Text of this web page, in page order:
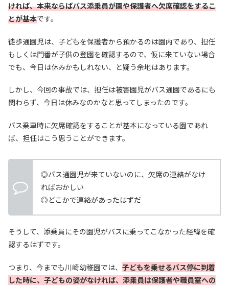
ければ、本来ならばバス添乗員が園や保護者へ欠席確認をするこ
とが基本です。
徒歩通園児は、子どもを保護者から預かるのは園内であり、担任
もしくは門番が子供の登園を確認するので、仮に来ていない場合
でも、今日は休みかもしれない、と疑う余地はあります。
しかし、今回の事故では、担任は被害園児がバス通園であるにも
関わらず、今日は休みなのかなと思ってしまったのです。
バス乗車時に欠席確認をすることが基本になっている園であれ
ば、担任はこう思うことができます。
◎バス通園児が来ていないのに、欠席の連絡がなけ
ればおかしい
◎どこかで連絡があったはずだ
そうして、添乗員にその園児がバスに乗ってこなかった経緯を確
認するはずです。
つまり、今までも川崎幼稚園では、 子どもを乗せるバス停に到着
した時に、子どもの姿がなければ、添乗員は保護者や職員室への